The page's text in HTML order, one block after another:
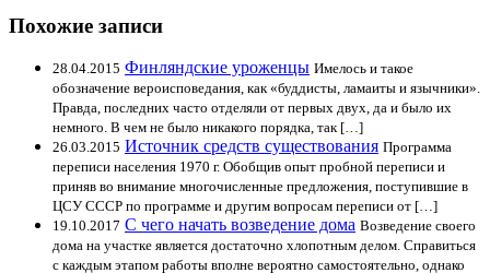
Похожие записи
28.04.2015 Финляндские уроженцы Имелось и такое
обозначение вероисповедания, как «буддисты, ламаиты и язычники».
Правда, последних часто отделяли от первых двух, да и было их
немного. В чем не было никакого порядка, так […]
26.03.2015 Источник средств существования Программа
переписи населения 1970 г. Обобщив опыт пробной переписи и
приняв во внимание многочисленные предложения, поступившие в
ЦСУ СССР по программе и другим вопросам переписи от […]
19.10.2017 С чего начать возведение дома Возведение своего
дома на участке является достаточно хлопотным делом. Справиться
с каждым этапом работы вполне вероятно самостоятельно, однако